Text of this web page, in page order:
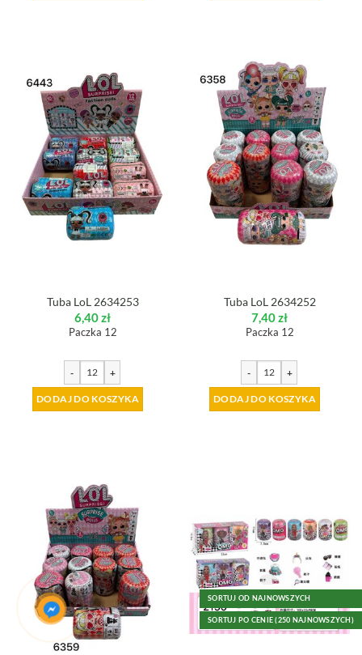
Tuba LoL 2634253
6,40zł
Paczka 12
- +
DODAJ DO KOSZYKA
Tuba LoL 2634252
7,40zł
Paczka 12
- +
DODAJ DO KOSZYKA
SORTUJ OD NAJNOWSZYCH
SORTUJ PO CENIE (250 NAJNOWSZYCH)